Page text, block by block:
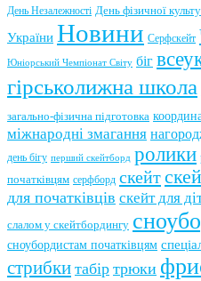
День Незалежності День фізичної
України Новини Серфскейт
Юніорський Чемпіонат Світу біг
гірськолижна школа
загально-фізична підготовка
міжнародні змагання
день бігу перший скейтборд ролики
початківцям серфборд скейт
для початківців скейт для
слалом у скейтбордингу
сноубордистам початківцям
стрибки табір трюки